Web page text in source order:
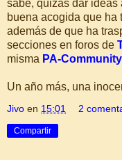
sabe, quizás dar ideas
buena acogida que ha
además de que ha
secciones en foros de
misma PA-Community
Un año más, una
Jivo en 15:01 2
Compartir